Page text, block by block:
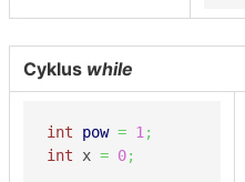
Cyklus while
int pow = 1 ;
int x = 0;